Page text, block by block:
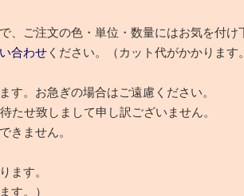
ご注文の色・単位・数量にはお気を付け
合わせください。（カット代がかかります
。お急ぎの場合はご遠慮ください。
たせ致しまして申し訳ございません。
きません。
ます。
す。）